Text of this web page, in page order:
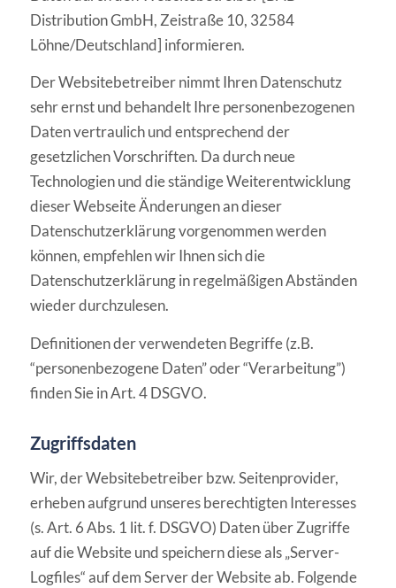
Distribution GmbH, Zeistraße 10, 32584
Löhne/Deutschland] informieren.
Der Websitebetreiber nimmt Ihren Datenschutz
sehr ernst und behandelt Ihre personenbezogenen
Daten vertraulich und entsprechend der
gesetzlichen Vorschriften. Da durch neue
Technologien und die ständige Weiterentwicklung
dieser Webseite Änderungen an dieser
Datenschutzerklärung vorgenommen werden
können, empfehlen wir Ihnen sich die
Datenschutzerklärung in regelmäßigen Abständen
wieder durchzulesen.
Definitionen der verwendeten Begriffe (z.B.
“personenbezogene Daten” oder “Verarbeitung”)
finden Sie in Art. 4 DSGVO.
Zugriffsdaten
Wir, der Websitebetreiber bzw. Seitenprovider,
erheben aufgrund unseres berechtigten Interesses
(s. Art. 6 Abs. 1 lit. f. DSGVO) Daten über Zugriffe
auf die Website und speichern diese als „Server-
Logfiles“ auf dem Server der Website ab. Folgende